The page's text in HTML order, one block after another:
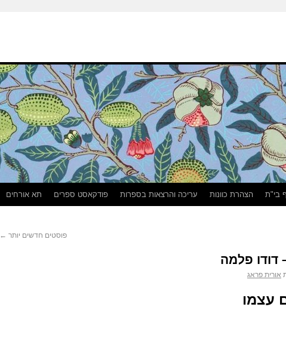
בי"ת הצהרת כוונות עריכה והרצאות בספרות פודקאסט ספרים תא אורחים
פוסטים חדשים יותר ←
דודו פלמה
אורית פראג
עצמו